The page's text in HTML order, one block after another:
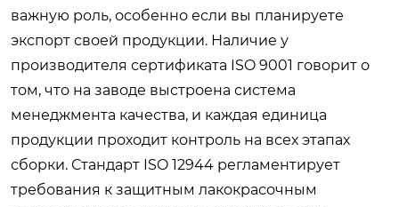
важную роль, особенно если вы планируете
экспорт своей продукции. Наличие у
производителя сертификата ISO 9001 говорит о
том, что на заводе выстроена система
менеджмента качества, и каждая единица
продукции проходит контроль на всех этапах
сборки. Стандарт ISO 12944 регламентирует
требования к защитным лакокрасочным